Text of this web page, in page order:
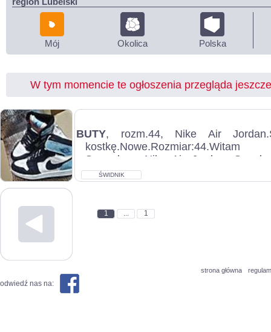
Mój Okolica Polska
W tym momencie te ogłoszenia przegląda
BUTY, rozm.44, Nike Air
Sprzedam: Nike Air Jordan.
Rozmiar...
ŚWIDNIK
1 ... 1
strona główna
odwiedź nas na: